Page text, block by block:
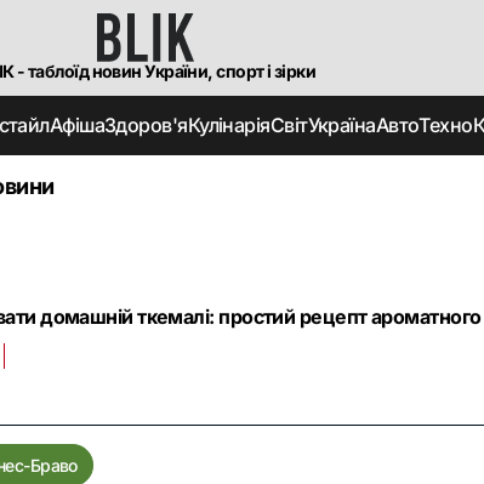
- таблоїд новин України, спорт і зірки
АфішаЗдоров'яКулінаріяСвітУкраїнаАвтоТехно
домашній ткемалі: простий рецепт
Браво